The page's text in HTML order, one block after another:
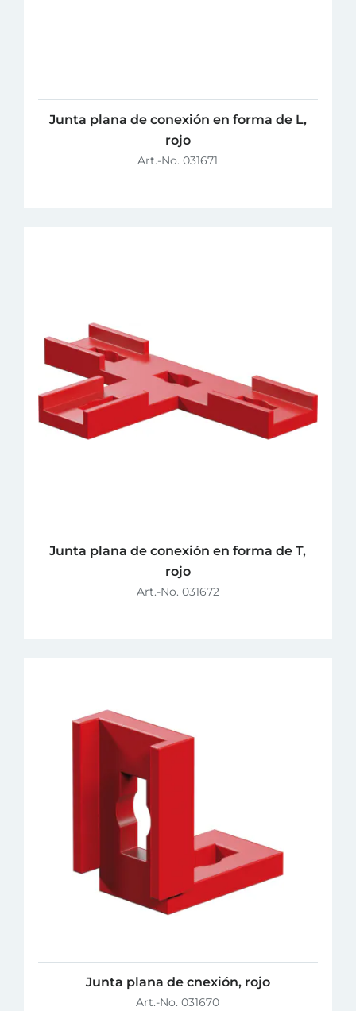
Junta plana de conexión en forma de L,
rojo
Art.-No. 031671
Junta plana de conexión en forma de T,
rojo
Art.-No. 031672
Junta plana de cnexión, rojo
Art.-No. 031670